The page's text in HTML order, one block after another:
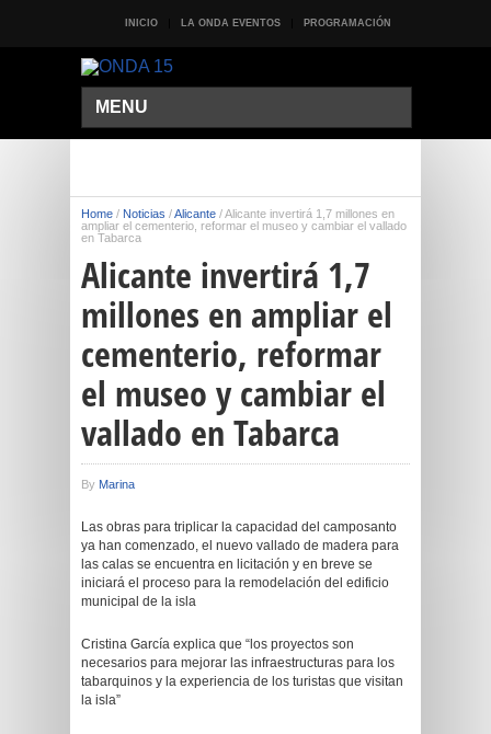
INICIO LA ONDA EVENTOS PROGRAMACIÓN
MENU
Home / Noticias /Alicante /Alicante invertirá 1,7 millones en
ampliar el cementerio, reformar el museo y cambiar el vallado
en Tabarca
Alicante invertirá 1,7
millones en ampliar el
cementerio, reformar
el museo y cambiar el
vallado en Tabarca
By Marina
Las obras para triplicar la capacidad del camposanto
ya han comenzado, el nuevo vallado de madera para
las calas se encuentra en licitación y en breve se
iniciará el proceso para la remodelación del edificio
municipal de la isla
Cristina García explica que “los proyectos son
necesarios para mejorar las infraestructuras para los
tabarquinos y la experiencia de los turistas que visitan
la isla”